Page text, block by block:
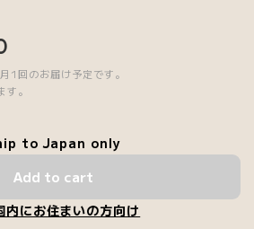
1回のお届け予定です。
。
to Japan only
Add to cart
内にお住まいの方向け